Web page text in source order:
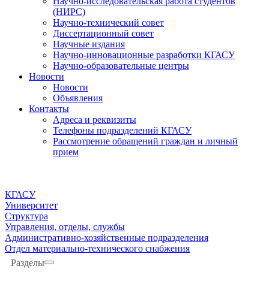
(НИРС)
Научно-технический совет
Диссертационный совет
Научные издания
Научно-инновационные разработки КГАСУ
Научно-образовательные центры
Новости
Новости
Объявления
Контакты
Адреса и реквизиты
Телефоны подразделений КГАСУ
Рассмотрение обращений граждан и личный
прием
КГАСУ
Университет
Структура
Управления, отделы, службы
Административно-хозяйственные подразделения
Отдел материально-технического снабжения
Разделы